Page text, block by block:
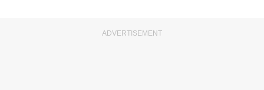
ADVERTISEMENT